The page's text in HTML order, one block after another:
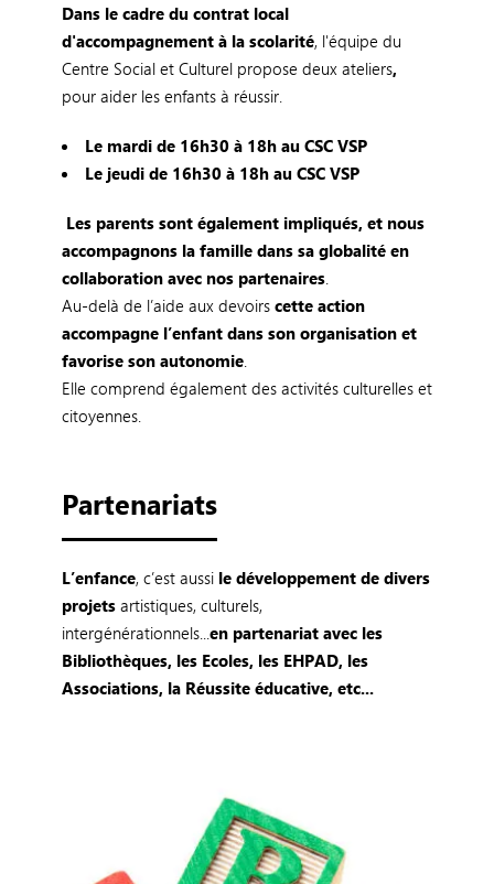
Dans le cadre du contrat local
d'accompagnement à la scolarité, l'équipe du
Centre Social et Culturel propose deux ateliers,
pour aider les enfants à réussir.
Le mardi de 16h30 à 18h au CSC VSP
Le jeudi de 16h30 à 18h au CSC VSP
Les parents sont également impliqués, et nous
accompagnons la famille dans sa globalité en
collaboration avec nos partenaires.
Au-delà de l’aide aux devoirscette action
accompagne l’enfant dans son organisation et
favorise son autonomie.
Elle comprend également des activités culturelles et
citoyennes.
Partenariats
L’enfance, c’est aussile développement de divers
projets artistiques, culturels,
intergénérationnels...en partenariat avec les
Bibliothèques, les Ecoles, les EHPAD, les
Associations, la Réussite éducative, etc...